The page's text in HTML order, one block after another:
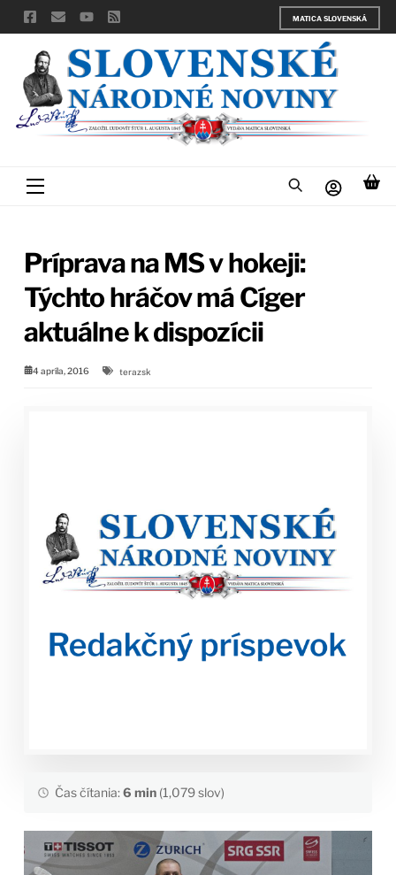
Skip
to
content
MATICA SLOVENSKÁ
Menu
Príprava na MS v hokeji:
Týchto hráčov má Cíger
aktuálne k dispozícii
4 apríla, 2016 terazsk
Čas čítania:6 min(1,079 slov)